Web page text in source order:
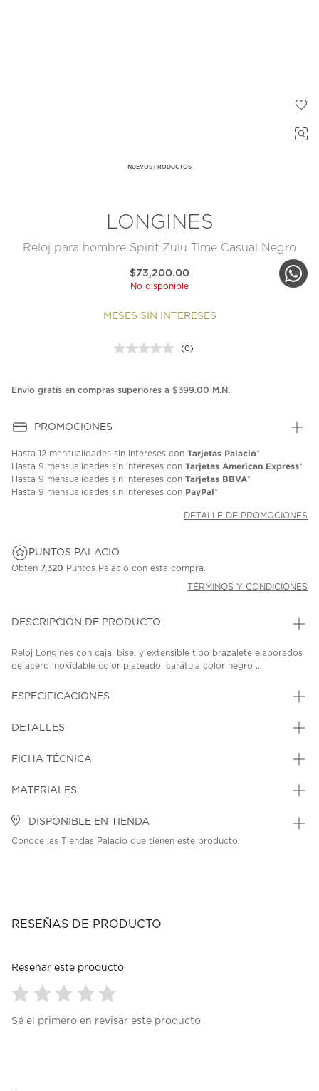
NUEVOS PRODUCTOS
LONGINES
Reloj para hombre Spirit Zulu Time Casual Negro
$73,200.00
No disponible
MESES SIN INTERESES
Sin
en
(0)
Envío gratis en compras superiores a $399.00 M.N.
PROMOCIONES
Hasta 12 mensualidades sin intereses con Tarjetas Palacio*
Hasta 9 mensualidades sin intereses con Tarjetas American Express*
Hasta 9 mensualidades sin intereses con Tarjetas BBVA*
Hasta 9 mensualidades sin intereses con PayPal*
DETALLE DE PROMOCIONES
PUNTOS PALACIO
Obtén 7,320 Puntos Palacio con esta compra.
TÉRMINOS Y CONDICIONES
DESCRIPCIÓN DE PRODUCTO
Reloj Longines con caja, bisel y extensible tipo brazalete elaborados
de acero inoxidable color plateado, carátula color negro ...
ESPECIFICACIONES
DETALLES
FICHA TÉCNICA
MATERIALES
DISPONIBLE EN TIENDA
Conoce las Tiendas Palacio que tienen este producto.
RESEÑAS DE PRODUCTO
Reseñar este producto
paraparaparaparapara
Sé el primero en revisar este producto